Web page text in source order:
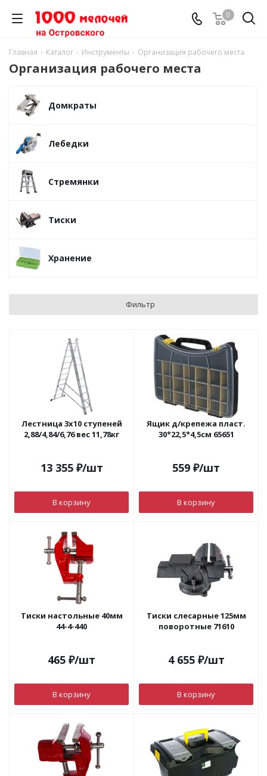
0
Главная - Каталог - Инструменты - Организация рабочего места
Организация рабочего места
Домкраты
Лебедки
Стремянки
Тиски
Хранение
Фильтр
Лестница 3х10 ступеней
2,88/4,84/6,76 вес 11,78кг
13 355₽/шт
В корзину
Ящик д/крепежа пласт.
30*22,5*4,5см 65651
559 ₽/шт
В корзину
Тиски настольные 40мм
44-4-440
465 ₽/шт
В корзину
Тиски слесарные 125мм
поворотные 71610
4 655₽/шт
В корзину